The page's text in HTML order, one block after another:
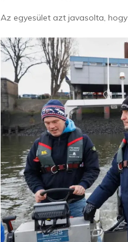
Az egyesület azt javasolta,